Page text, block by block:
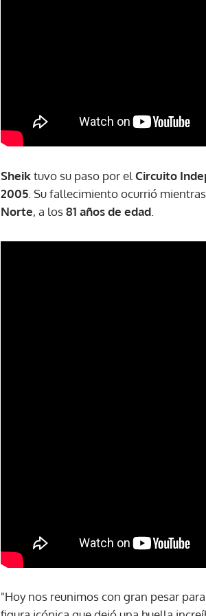
Sheiktuvo su paso por el Circuito
2005 . Su fallecimiento ocurrió
Norte, a los81 años de edad
"Hoy nos reunimos con gran pesar